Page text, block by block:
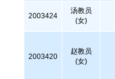
2003424
汤教员
(女)
2003420
赵教员
(女)